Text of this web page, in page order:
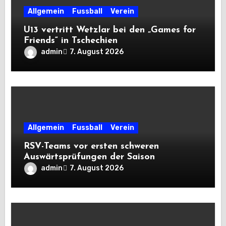
Allgemein Fussball Verein
U13 vertritt Wetzlar bei den „Games for
Friends“ in Tschechien
admin 7. August 2026
Allgemein Fussball Verein
RSV-Teams vor ersten schweren
Auswärtsprüfungen der Saison
admin 7. August 2026